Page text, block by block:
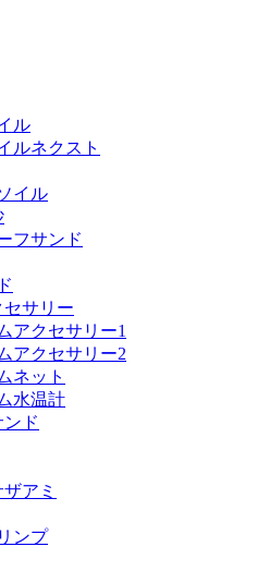
ル
ルネクスト
イル
フサンド
サリー
アクセサリー1
アクセサリー2
ネット
水温計
ド
アミ
ンプ